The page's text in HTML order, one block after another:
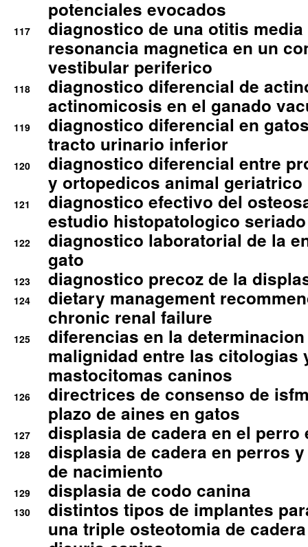
potenciales evocados
117
diagnostico de una otitis
resonancia magnetica en un
vestibular periferico
118
diagnostico diferencial de
actinomicosis en el ganado
119
diagnostico diferencial en
tracto urinario inferior
120
diagnostico diferencial entre
y ortopedicos animal geriatrico
121
diagnostico efectivo del
estudio histopatologico seriado
122
diagnostico laboratorial de la
gato
123 diagnostico precoz de la
124
dietary management
chronic renal failure
125
diferencias en la
malignidad entre las citologias
mastocitomas caninos
126
directrices de consenso de
plazo de aines en gatos
127 displasia de cadera en el perro
128
displasia de cadera en perros
de nacimiento
129 displasia de codo canina
130
distintos tipos de implantes
una triple osteotomia de cadera